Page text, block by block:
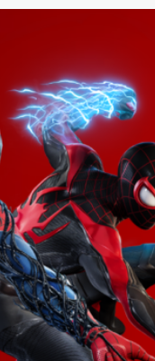
ASSASSIN'S CREED BLACK FLAG
« LE VENT DAND LES SAULES »
« DAMN THEM ALL » - UN DUO
YOSHI AND THE MYSTERIOUS
« WOLF-MAN / INTEGRALE
« MON VILLAGE RÉVOLTÉ » -